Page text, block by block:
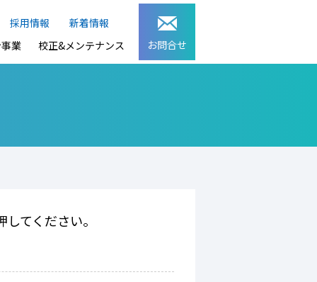
お問合せ
採用情報
新着情報
業 校正&メンテナンス
てください。